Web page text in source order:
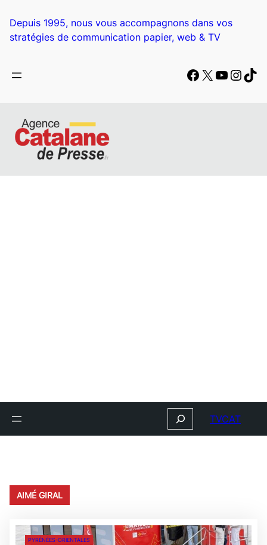
contenu
Depuis 1995, nous vous accompagnons dans vos
stratégies de communication papier, web & TV
Facebook
X
Search TVCAT
AIMÉ GIRAL
PYRÉNÉES-ORIENTALES